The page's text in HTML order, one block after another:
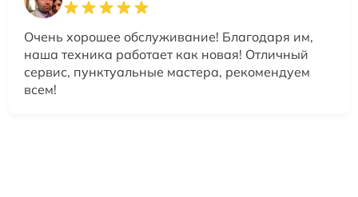
Очень хорошее обслуживание! Благодаря им,
наша техника работает как новая! Отличный
сервис, пунктуальные мастера, рекомендуем
всем!